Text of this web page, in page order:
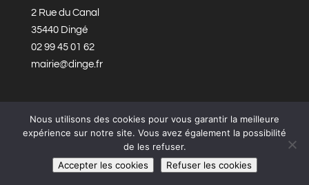
2 Rue du Canal
35440 Dingé
02 99 45 01 62
mairie@dinge.fr
Réalisation © Mairie de Dingé,Bretagne Romantique
Mentions légales|Politique de confidentialité
Nous utilisons des cookies pour vous garantir la meilleure
expérience sur notre site. Vous avez également la possibilité
de les refuser.
Accepter les cookies
Refuser les cookies